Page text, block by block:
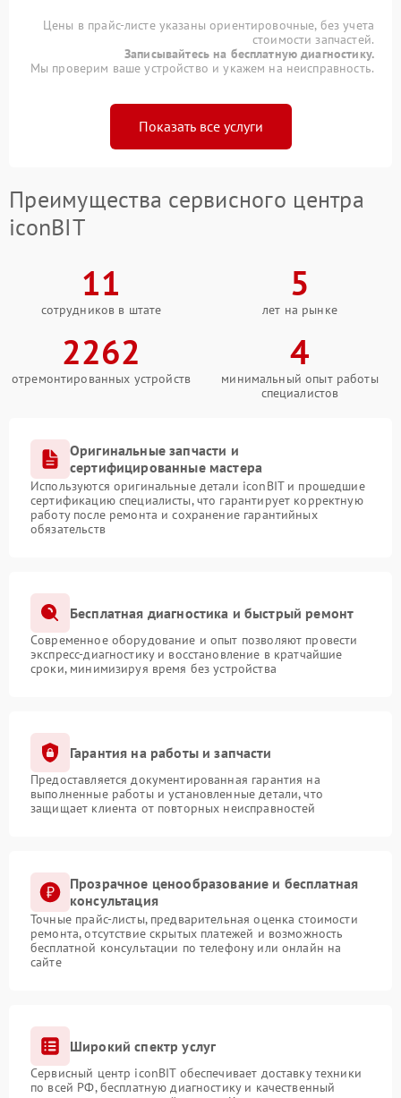
Цены в прайс-листе указаны ориентировочные, без учета
стоимости запчастей.
Записывайтесь на бесплатную диагностику.
Мы проверим ваше устройство и укажем на неисправность.
Показать все услуги
Преимущества сервисного центра
iconBIT
11
сотрудников в штате
5
лет на рынке
2262
отремонтированных устройств
4
минимальный опыт работы
специалистов
Оригинальные запчасти и
сертифицированные мастера
Используются оригинальные детали iconBIT и прошедшие
сертификацию специалисты, что гарантирует корректную
работу после ремонта и сохранение гарантийных
обязательств
Бесплатная диагностика и быстрый ремонт
Современное оборудование и опыт позволяют провести
экспресс-диагностику и восстановление в кратчайшие
сроки, минимизируя время без устройства
Гарантия на работы и запчасти
Предоставляется документированная гарантия на
выполненные работы и установленные детали, что
защищает клиента от повторных неисправностей
Прозрачное ценообразование и бесплатная
консультация
Точные прайс-листы, предварительная оценка стоимости
ремонта, отсутствие скрытых платежей и возможность
бесплатной консультации по телефону или онлайн на
сайте
Широкий спектр услуг
Сервисный центр iconBIT обеспечивает доставку техники
по всей РФ, бесплатную диагностику и качественный